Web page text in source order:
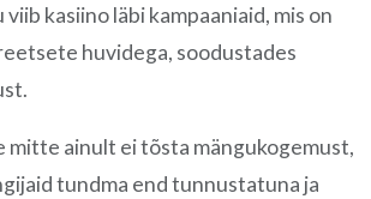
kasiino läbi kampaaniaid, mis on
huvidega, soodustades
mitte ainult ei tõsta mängukogemust,
tundma end tunnustatuna ja